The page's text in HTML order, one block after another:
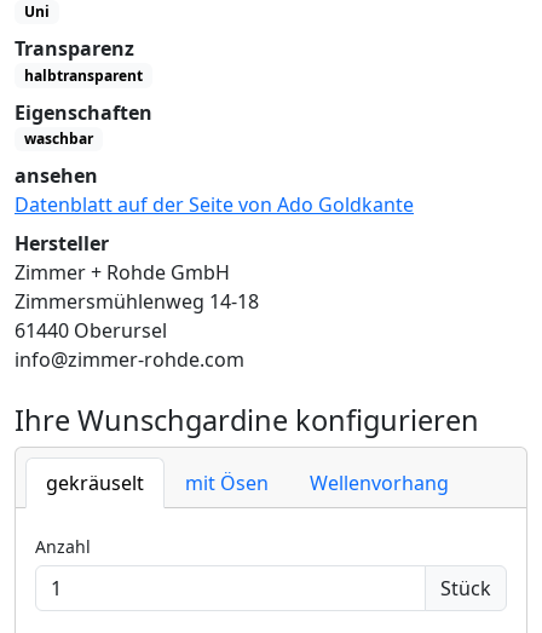
Uni
Transparenz
halbtransparent
Eigenschaften
waschbar
ansehen
Datenblatt auf der Seite von Ado Goldkante
Hersteller
Zimmer + Rohde GmbH
Zimmersmühlenweg 14-18
61440 Oberursel
info@zimmer-rohde.com
Ihre Wunschgardine konfigurieren
gekräuselt mit Ösen Wellenvorhang
Anzahl
Stück